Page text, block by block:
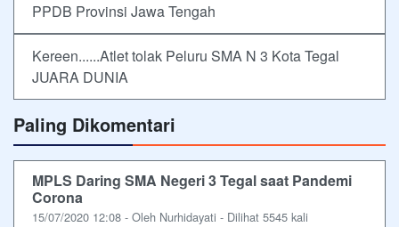
PPDB Provinsi Jawa Tengah
Kereen......Atlet tolak Peluru SMA N 3 Kota Tegal
JUARA DUNIA
Paling Dikomentari
MPLS Daring SMA Negeri 3 Tegal saat Pandemi
Corona
15/07/2020 12:08 - Oleh Nurhidayati - Dilihat 5545 kali